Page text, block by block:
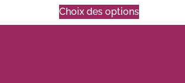
Choix des options